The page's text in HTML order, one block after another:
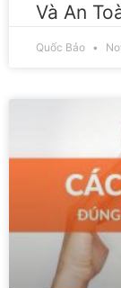
Và An
Quốc Bảo